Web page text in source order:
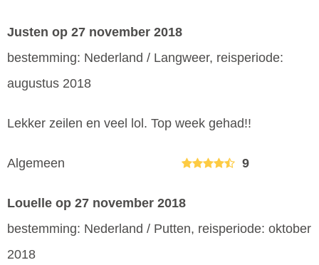
Justen op 27 november 2018
bestemming: Nederland / Langweer, reisperiode:
augustus 2018
Lekker zeilen en veel lol. Top week gehad!!
Algemeen 9
Louelle op 27 november 2018
bestemming: Nederland / Putten, reisperiode: oktober
2018